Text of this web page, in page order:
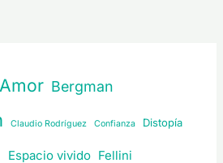
Amor Bergman
Claudio Rodríguez Confianza Distopía
Espacio vivido Fellini